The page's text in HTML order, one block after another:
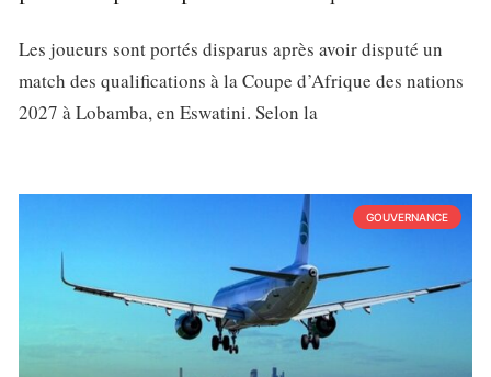
Les joueurs sont portés disparus après avoir disputé un
match des qualifications à la Coupe d’Afrique des nations
2027 à Lobamba, en Eswatini. Selon la
GOUVERNANCE